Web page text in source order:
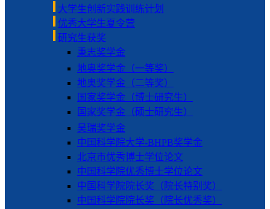
大学生创新实践训练计划
优秀大学生夏令营
研究生获奖
秉志奖学金
地奥奖学金（一等奖）
地奥奖学金（二等奖）
国家奖学金（博士研究生）
国家奖学金（硕士研究生）
吴瑞奖学金
中国科学院大学-BHPB奖学金
北京市优秀博士学位论文
中国科学院优秀博士学位论文
中国科学院院长奖（院长特别奖）
中国科学院院长奖（院长优秀奖）